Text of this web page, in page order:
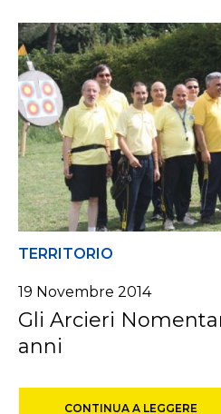
TERRITORIO
19 Novembre 2014
Gli Arcieri
anni
CONTINUA A LEGGERE